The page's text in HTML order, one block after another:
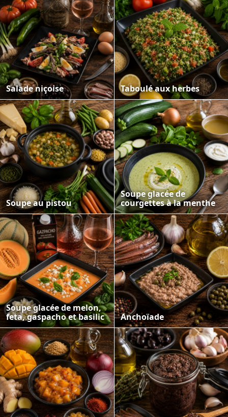
Salade niçoise Taboulé aux herbes
Soupe au pistou
Soupe glacée de
courgettes à la menthe
Soupe glacée de melon,
feta, gaspacho et basilic
Anchoïade